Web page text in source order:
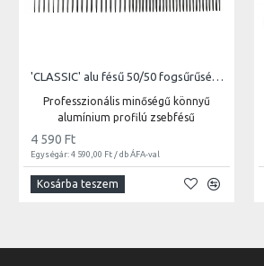
'CLASSIC' alu fésű 50/50 fogsűrűség, ovális profil hossz 14,8 cm, foghosszúság 2,8 cm
Professzionális minőségű könnyű
alumínium profilú zsebfésű
4 590 Ft
Egységár: 4 590,00 Ft / db ÁFA-val
Kosárba teszem